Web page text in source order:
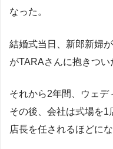
なった。
結婚式当日、新郎新婦
がTARAさんに抱きつい
それから2年間、ウェデ
その後、会社は式場を
店長を任されるほどにな